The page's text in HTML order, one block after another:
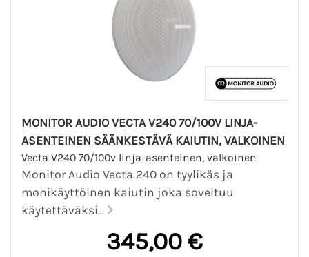
MONITOR AUDIO VECTA V240 70/100V LINJA-
ASENTEINEN SÄÄNKESTÄVÄ KAIUTIN, VALKOINEN
Vecta V240 70/100v linja-asenteinen, valkoinen
Monitor Audio Vecta 240 on tyylikäs ja
monikäyttöinen kaiutin joka soveltuu
käytettäväksi...
345,00 €